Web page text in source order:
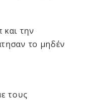
την
το μηδέν
τους